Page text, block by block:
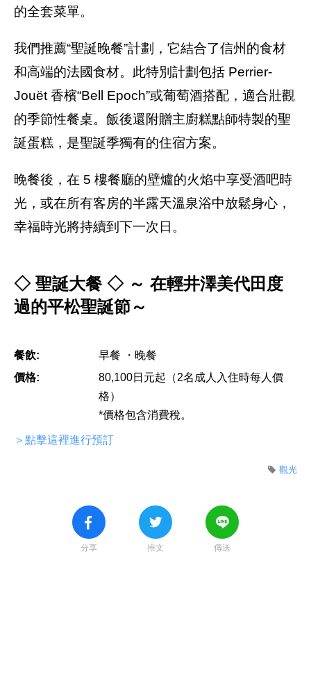
的全套菜單。
我們推薦“聖誕晚餐”計劃，它結合了信州的食材
和高端的法國食材。此特別計劃包括 Perrier-
Jouët 香檳“Bell Epoch”或葡萄酒搭配，適合壯觀
的季節性餐桌。飯後還附贈主廚糕點師特製的聖
誕蛋糕，是聖誕季獨有的住宿方案。
晚餐後，在 5 樓餐廳的壁爐的火焰中享受酒吧時
光，或在所有客房的半露天溫泉浴中放鬆身心，
幸福時光將持續到下一次日。
◇ 聖誕大餐 ◇ ～ 在輕井澤美代田度
過的平松聖誕節～
餐飲:
早餐 ・晚餐
價格:
80,100日元起（2名成人入住時每人價
格）
*價格包含消費稅。
＞點擊這裡進行預訂
觀光
分享 推文 傳送